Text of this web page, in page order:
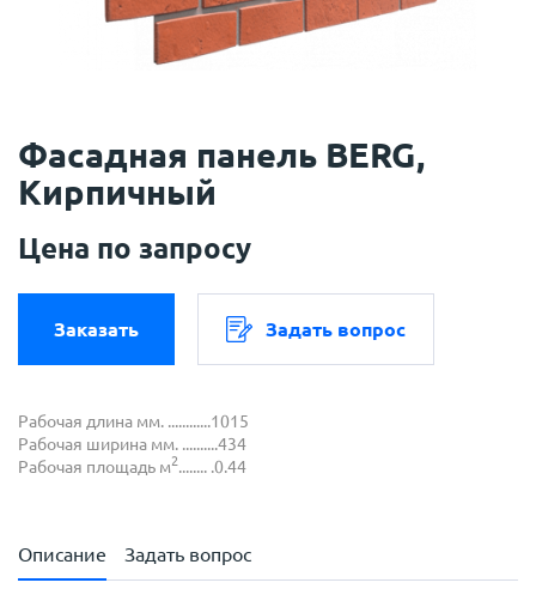
Фасадная панель BERG,
Кирпичный
Цена по запросу
Заказать Задать вопрос
Рабочая длина мм. ............1015
Рабочая ширина мм. ..........434
Рабочая площадь м2........ .0.44
Описание Задать вопрос